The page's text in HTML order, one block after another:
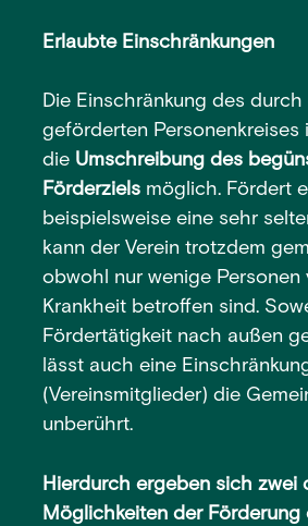
Erlaubte Einschränkungen
Die Einschränkung des durch
geförderten Personenkreises
die Umschreibung des
Förderziels möglich. Fördert
beispielsweise eine sehr
kann der Verein trotzdem
obwohl nur wenige Personen
Krankheit betroffen sind.
Fördertätigkeit nach außen
lässt auch eine
(Vereinsmitglieder) die
unberührt.
Hierdurch ergeben sich zwei
Möglichkeiten der Förderung